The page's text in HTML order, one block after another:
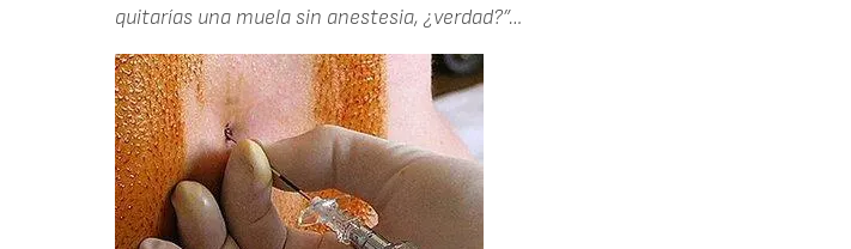
quitarías una muela sin anestesia, ¿verdad?”…